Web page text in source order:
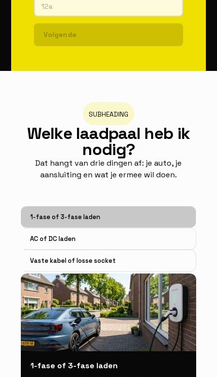
Volgende
SUBHEADING
Welke laadpaal heb ik
nodig?
Dat hangt van drie dingen af: je auto, je
aansluiting en wat je ermee wil doen.
1-fase of 3-fase laden
AC of DC laden
Vaste kabel of losse socket
1-fase of 3-fase laden